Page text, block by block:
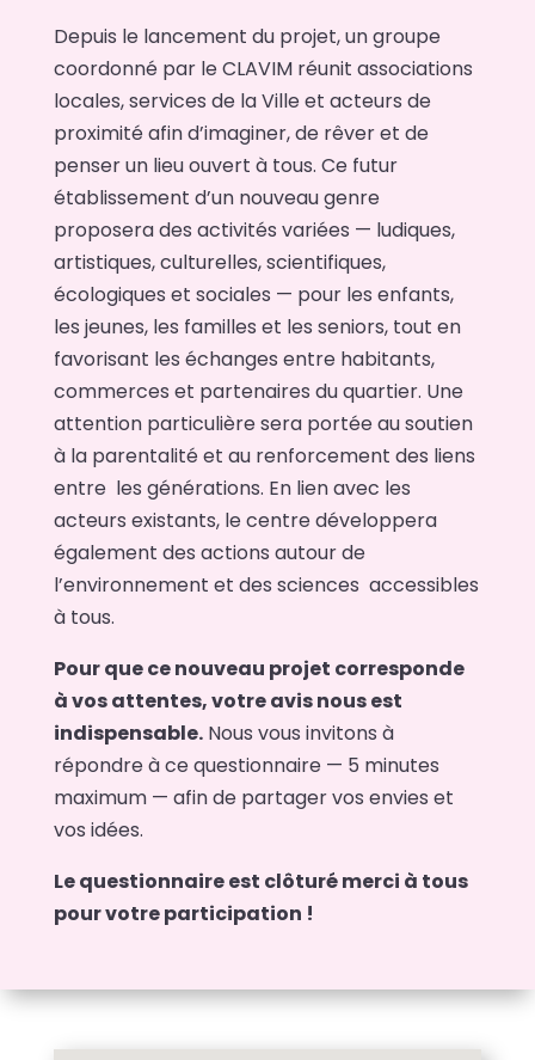
Depuis le lancement du projet, un groupe
coordonné par le CLAVIM réunit associations
locales, services de la Ville et acteurs de
proximité afin d’imaginer, de rêver et de
penser un lieu ouvert à tous. Ce futur
établissement d’un nouveau genre
proposera des activités variées — ludiques,
artistiques, culturelles, scientifiques,
écologiques et sociales — pour les enfants,
les jeunes, les familles et les seniors, tout en
favorisant les échanges entre habitants,
commerces et partenaires du quartier. Une
attention particulière sera portée au soutien
à la parentalité et au renforcement des liens
entre les générations. En lien avec les
acteurs existants, le centre développera
également des actions autour de
l’environnement et des sciences accessibles
à tous.
Pour que ce nouveau projet corresponde
à vos attentes, votre avis nous est
indispensable.Nous vous invitons à
répondre à ce questionnaire — 5 minutes
maximum — afin de partager vos envies et
vos idées.
Le questionnaire est clôturé merci à tous
pour votre participation !